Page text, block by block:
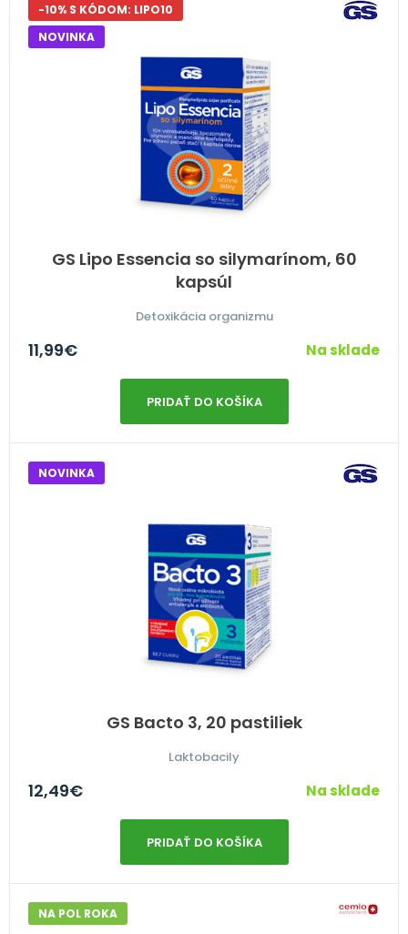
GS Lipo Essencia so silymarínom, 60
kapsúl
-10% S KÓDOM: LIPO10
NOVINKA
Detoxikácia organizmu
11,99€ Na sklade
PRIDAŤ DO KOŠÍKA
GS Bacto 3, 20 pastiliek
NOVINKA
Laktobacily
12,49€ Na sklade
PRIDAŤ DO KOŠÍKA
NA POL ROKA